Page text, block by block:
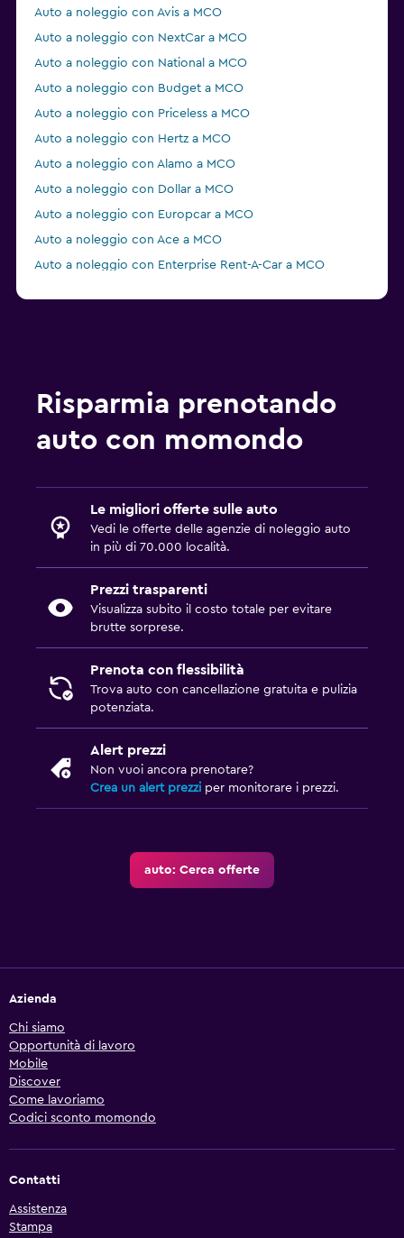
Auto a noleggio con Avis a MCO
Auto a noleggio con NextCar a MCO
Auto a noleggio con National a MCO
Auto a noleggio con Budget a MCO
Auto a noleggio con Priceless a MCO
Auto a noleggio con Hertz a MCO
Auto a noleggio con Alamo a MCO
Auto a noleggio con Dollar a MCO
Auto a noleggio con Europcar a MCO
Auto a noleggio con Ace a MCO
Auto a noleggio con Enterprise Rent-A-Car a MCO
Auto a noleggio con Advantage a MCO
Risparmia prenotando
auto con momondo
Le migliori offerte sulle auto
Vedi le offerte delle agenzie di noleggio auto
in più di 70.000 località.
Prezzi trasparenti
Visualizza subito il costo totale per evitare
brutte sorprese.
Prenota con flessibilità
Trova auto con cancellazione gratuita e pulizia
potenziata.
Alert prezzi
Non vuoi ancora prenotare?
Crea un alert prezzi per monitorare i prezzi.
auto: Cerca offerte
Azienda
Chi siamo
Opportunità di lavoro
Mobile
Discover
Come lavoriamo
Codici sconto momondo
Contatti
Assistenza
Stampa